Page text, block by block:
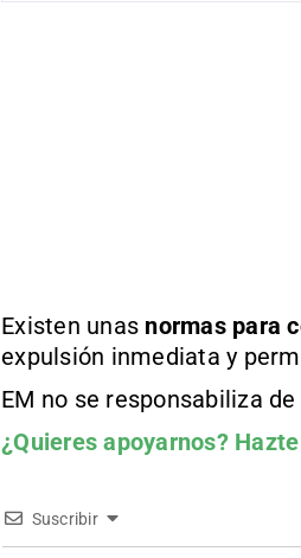
Existen unas normas para
expulsión inmediata y
EM no se responsabiliza
¿Quieres apoyarnos?
Suscribir